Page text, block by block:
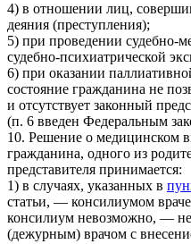
4) в отношении лиц,
деяния (преступления);
5) при проведении судебно-
судебно-психиатрической
6) при оказании
состояние гражданина не
и отсутствует законный
(п. 6 введен Федеральным
10. Решение о медицинском
гражданина, одного из
представителя принимается:
1) в случаях, указанных в
статьи, — консилиумом
консилиум невозможно, —
(дежурным) врачом с